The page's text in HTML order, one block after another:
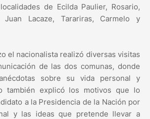
de Ecilda Paulier, Rosario,
Juan Lacaze, Tarariras, Carmelo y
el nacionalista realizó diversas visitas
de las dos comunas, donde
sobre su vida personal y
también explicó los motivos que lo
a la Presidencia de la Nación por
y las ideas que pretende llevar a